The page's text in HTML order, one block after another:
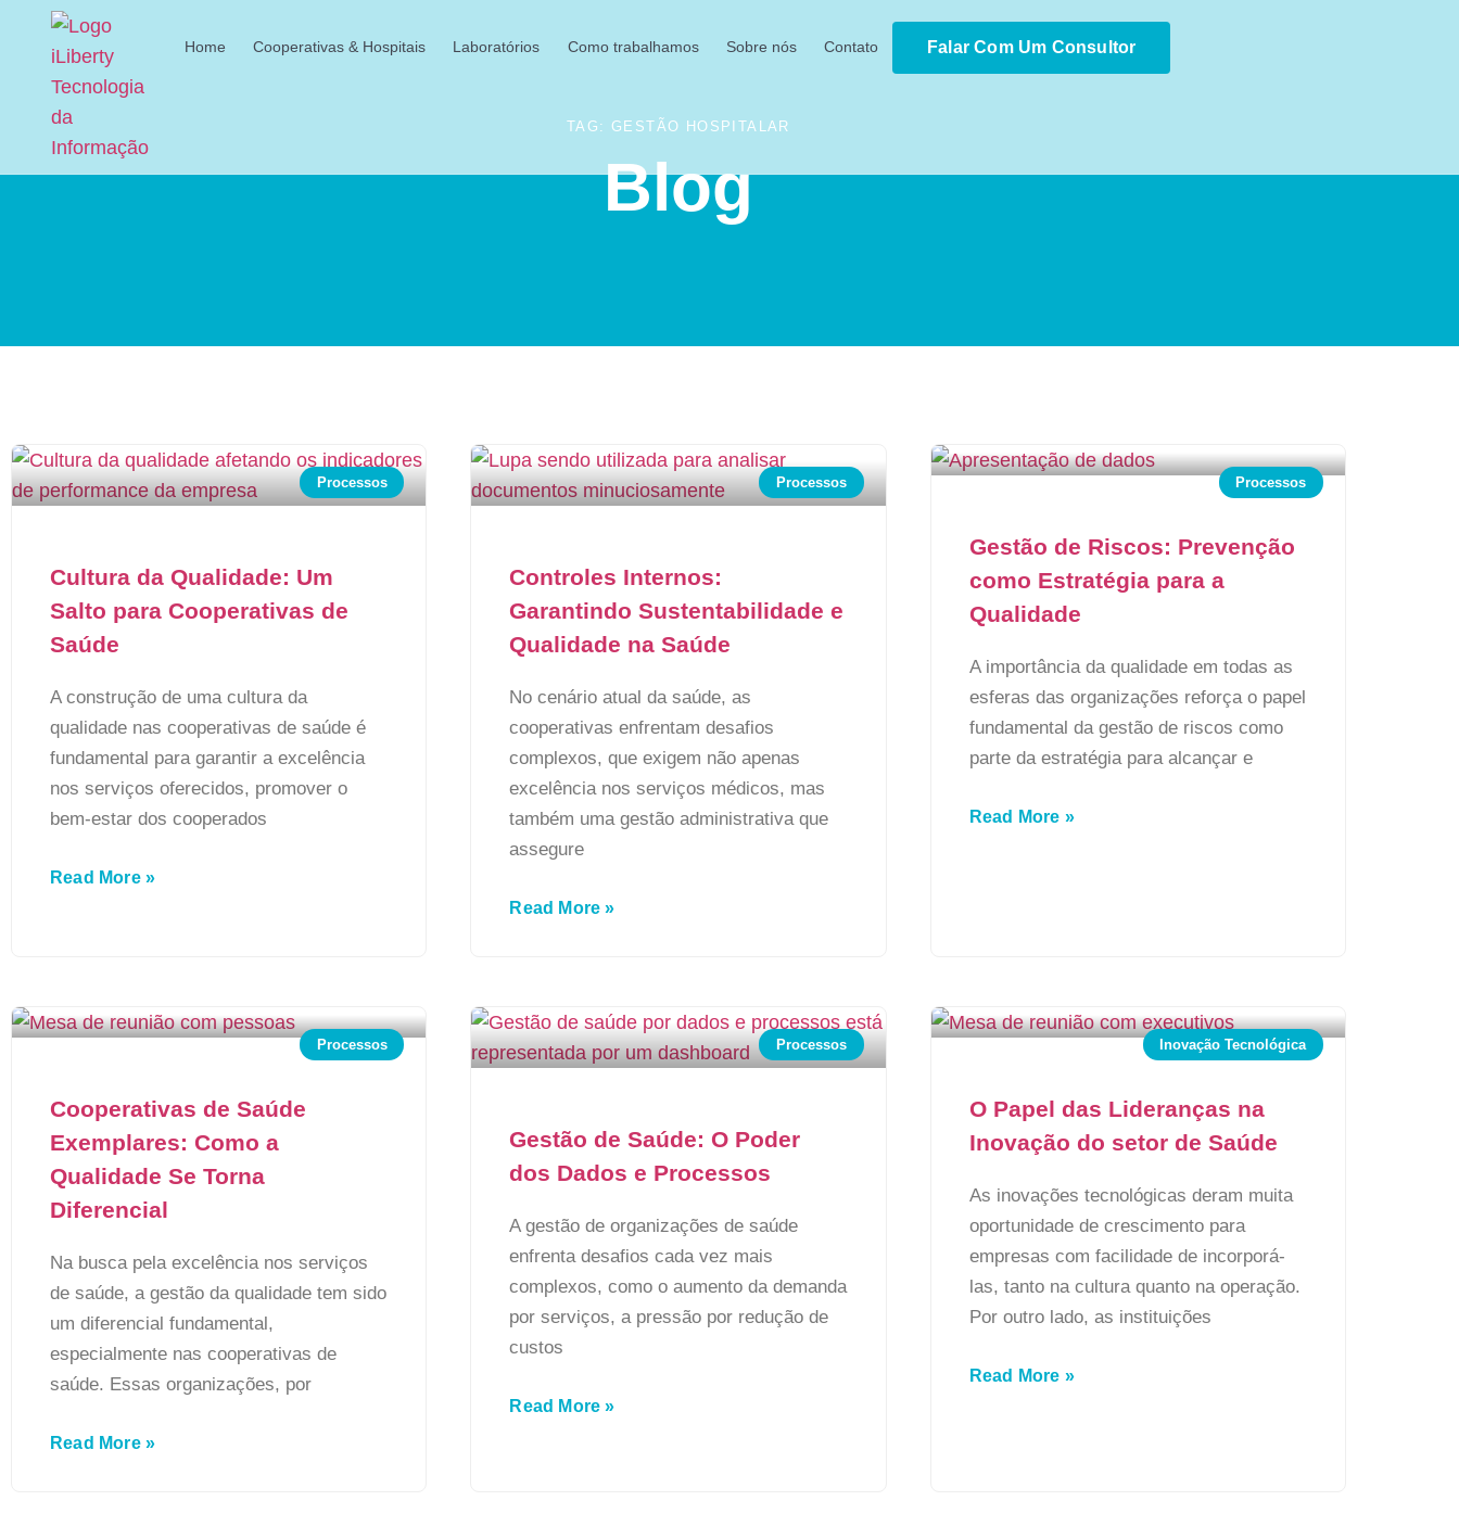
Home Cooperativas & Hospitais Laboratórios Como trabalhamos Sobre nós Contato Falar Com Um Consultor
TAG: GESTÃO HOSPITALAR
Blog
Processos
Cultura da Qualidade: Um
Salto para Cooperativas de
Saúde
A construção de uma cultura da
qualidade nas cooperativas de saúde é
fundamental para garantir a excelência
nos serviços oferecidos, promover o
bem-estar dos cooperados
Read More »
Processos
Controles Internos:
Garantindo Sustentabilidade e
Qualidade na Saúde
No cenário atual da saúde, as
cooperativas enfrentam desafios
complexos, que exigem não apenas
excelência nos serviços médicos, mas
também uma gestão administrativa que
assegure
Read More »
Processos
Gestão de Riscos: Prevenção
como Estratégia para a
Qualidade
A importância da qualidade em todas as
esferas das organizações reforça o papel
fundamental da gestão de riscos como
parte da estratégia para alcançar e
Read More »
Processos
Cooperativas de Saúde
Exemplares: Como a
Qualidade Se Torna
Diferencial
Na busca pela excelência nos serviços
de saúde, a gestão da qualidade tem sido
um diferencial fundamental,
especialmente nas cooperativas de
saúde. Essas organizações, por
Read More »
Processos
Gestão de Saúde: O Poder
dos Dados e Processos
A gestão de organizações de saúde
enfrenta desafios cada vez mais
complexos, como o aumento da demanda
por serviços, a pressão por redução de
custos
Read More »
Inovação Tecnológica
O Papel das Lideranças na
Inovação do setor de Saúde
As inovações tecnológicas deram muita
oportunidade de crescimento para
empresas com facilidade de incorporá-
las, tanto na cultura quanto na operação.
Por outro lado, as instituições
Read More »